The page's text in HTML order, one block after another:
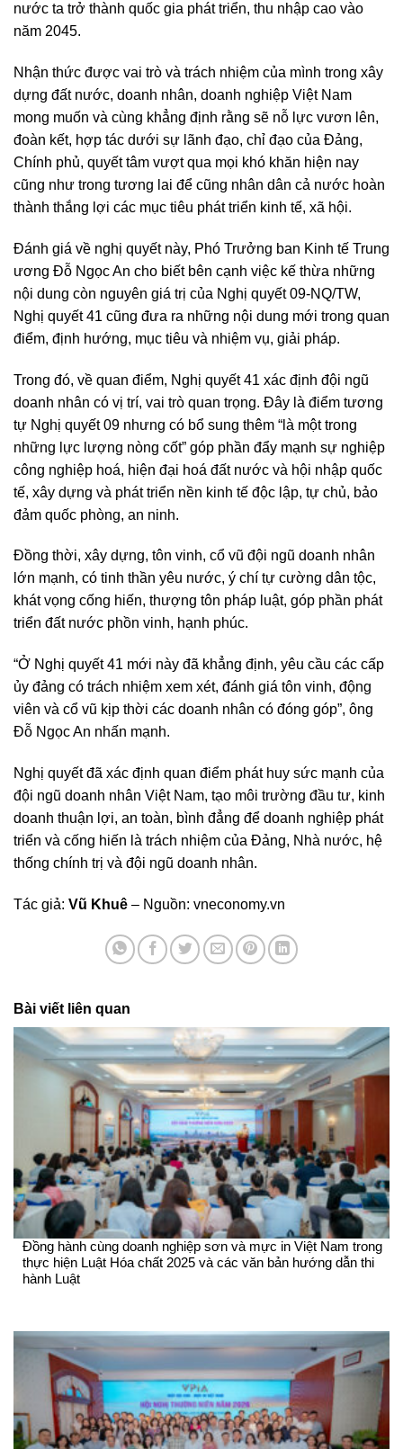
nước ta trở thành quốc gia phát triển, thu nhập cao vào
năm 2045.
Nhận thức được vai trò và trách nhiệm của mình trong xây
dựng đất nước, doanh nhân, doanh nghiệp Việt Nam
mong muốn và cùng khẳng định rằng sẽ nỗ lực vươn lên,
đoàn kết, hợp tác dưới sự lãnh đạo, chỉ đạo của Đảng,
Chính phủ, quyết tâm vượt qua mọi khó khăn hiện nay
cũng như trong tương lai để cũng nhân dân cả nước hoàn
thành thắng lợi các mục tiêu phát triển kinh tế, xã hội.
Đánh giá về nghị quyết này, Phó Trưởng ban Kinh tế Trung
ương Đỗ Ngọc An cho biết bên cạnh việc kế thừa những
nội dung còn nguyên giá trị của Nghị quyết 09-NQ/TW,
Nghị quyết 41 cũng đưa ra những nội dung mới trong quan
điểm, định hướng, mục tiêu và nhiệm vụ, giải pháp.
Trong đó, về quan điểm, Nghị quyết 41 xác định đội ngũ
doanh nhân có vị trí, vai trò quan trọng. Đây là điểm tương
tự Nghị quyết 09 nhưng có bổ sung thêm “là một trong
những lực lượng nòng cốt” góp phần đẩy mạnh sự nghiệp
công nghiệp hoá, hiện đại hoá đất nước và hội nhập quốc
tế, xây dựng và phát triển nền kinh tế độc lập, tự chủ, bảo
đảm quốc phòng, an ninh.
Đồng thời, xây dựng, tôn vinh, cổ vũ đội ngũ doanh nhân
lớn mạnh, có tinh thần yêu nước, ý chí tự cường dân tộc,
khát vọng cống hiến, thượng tôn pháp luật, góp phần phát
triển đất nước phồn vinh, hạnh phúc.
“Ở Nghị quyết 41 mới này đã khẳng định, yêu cầu các cấp
ủy đảng có trách nhiệm xem xét, đánh giá tôn vinh, động
viên và cổ vũ kịp thời các doanh nhân có đóng góp”, ông
Đỗ Ngọc An nhấn mạnh.
Nghị quyết đã xác định quan điểm phát huy sức mạnh của
đội ngũ doanh nhân Việt Nam, tạo môi trường đầu tư, kinh
doanh thuận lợi, an toàn, bình đẳng để doanh nghiệp phát
triển và cống hiến là trách nhiệm của Đảng, Nhà nước, hệ
thống chính trị và đội ngũ doanh nhân.
Tác giả: Vũ Khuê – Nguồn: vneconomy.vn
Bài viết liên quan
Đồng hành cùng doanh nghiệp sơn và mực in Việt Nam trong
thực hiện Luật Hóa chất 2025 và các văn bản hướng dẫn thi
hành Luật